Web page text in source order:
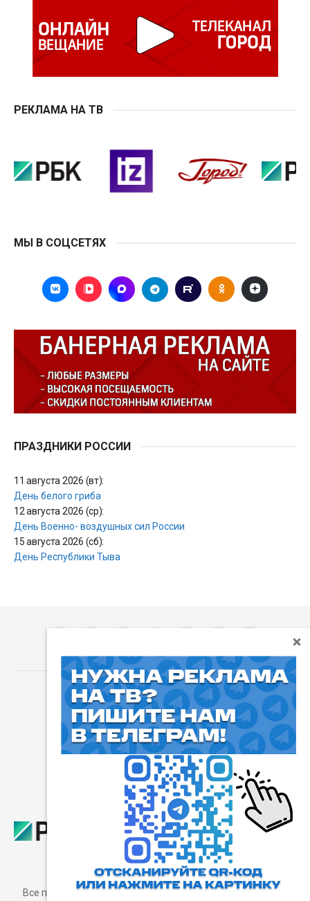
РЕКЛАМА НА ТВ
МЫ В СОЦСЕТЯХ
ПРАЗДНИКИ РОССИИ
11 августа 2026 (вт):
День белого гриба
12 августа 2026 (ср):
День Военно- воздушных сил России
15 августа 2026 (сб):
День Республики Тыва
Пользовательское соглашение
Все права защищены. Любое использование материалов